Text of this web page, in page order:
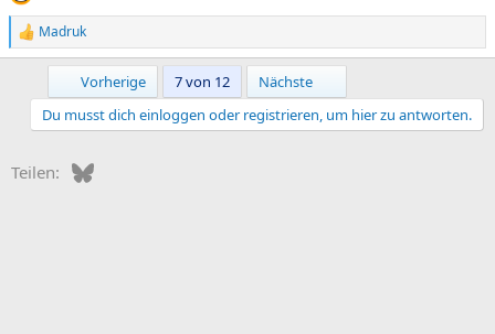
R
e
e
Madruk
Vorherige 7 von 12 Nächste
Du musst dich einloggen oder registrieren, um hier zu antworten.
Teilen: Bluesky